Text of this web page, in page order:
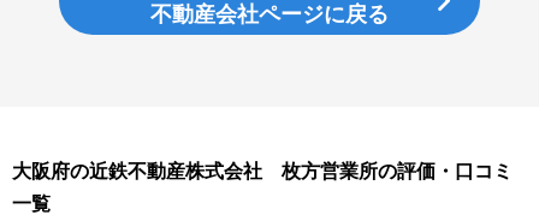
不動産会社ページに戻る
大阪府の近鉄不動産株式会社 枚方営業所の評価・口コミ
一覧